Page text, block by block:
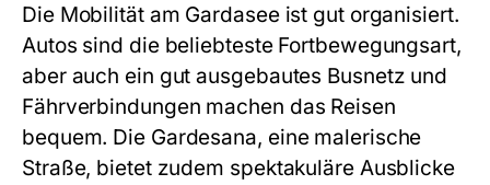
Die Mobilität am Gardasee ist gut organisiert.
Autos sind die beliebteste Fortbewegungsart,
aber auch ein gut ausgebautes Busnetz und
Fährverbindungen machen das Reisen
bequem. Die Gardesana, eine malerische
Straße, bietet zudem spektakuläre Ausblicke